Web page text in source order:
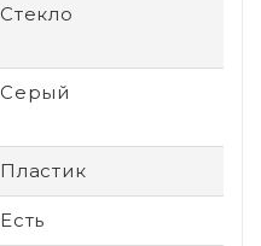
Стекло
Серый
Пластик
Есть